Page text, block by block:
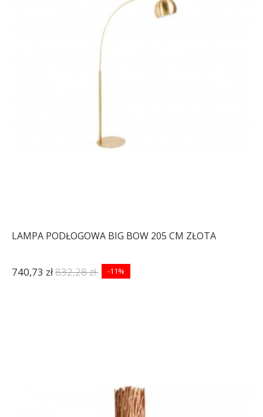
LAMPA PODŁOGOWA BIG BOW 205 CM ZŁOTA
740,73 zł832,28 zł -11%